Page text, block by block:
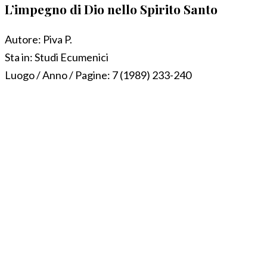
L’impegno di Dio nello Spirito Santo
Autore: Piva P.
Sta in:Studi Ecumenici
Luogo / Anno / Pagine: 7 (1989) 233-240